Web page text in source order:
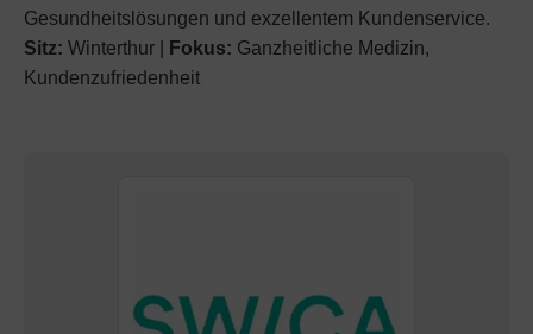
Gesundheitslösungen und exzellentem Kundenservice.
Sitz: Winterthur | Fokus: Ganzheitliche Medizin,
Kundenzufriedenheit